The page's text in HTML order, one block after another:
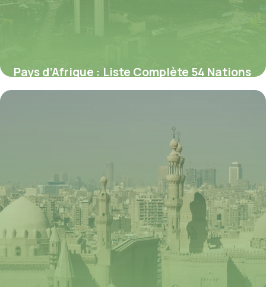
Pays d’Afrique : Liste Complète 54 Nations
11 juillet 2026